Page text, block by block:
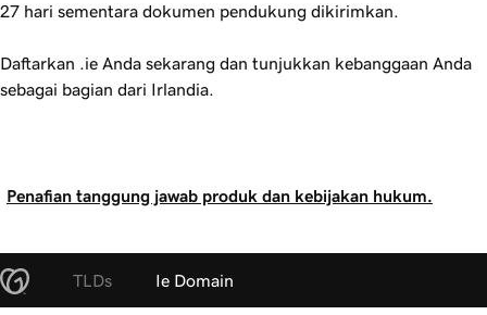
27 hari sementara dokumen pendukung dikirimkan.
Daftarkan .ie Anda sekarang dan tunjukkan kebanggaan Anda
sebagai bagian dari Irlandia.
Penafian tanggung jawab produk dan kebijakan hukum.
TLDs Ie Domain